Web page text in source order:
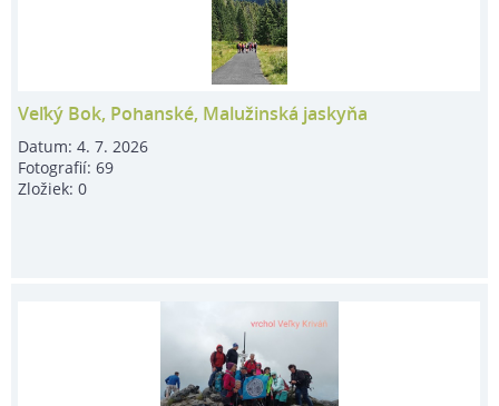
Veľký Bok, Pohanské, Malužinská jaskyňa
Datum:4. 7. 2026
Fotografií:69
Zložiek:0